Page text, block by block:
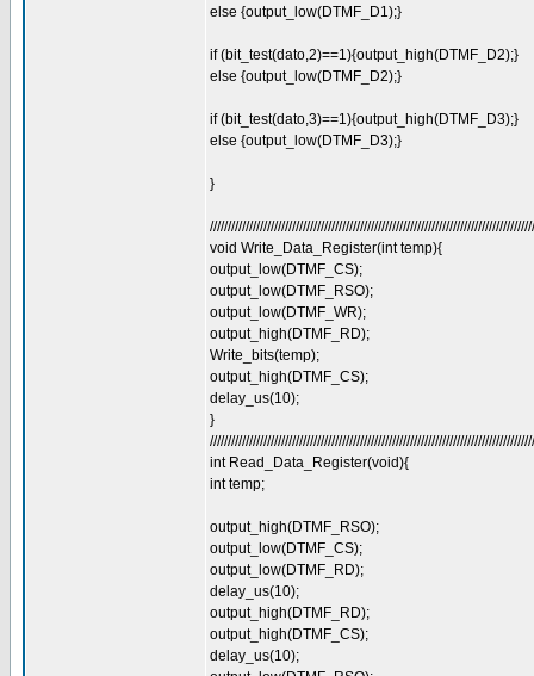
else {output_low(DTMF_D1);}
if (bit_test(dato,2)==1){output_high(DTMF_D2);}
else {output_low(DTMF_D2);}
if (bit_test(dato,3)==1){output_high(DTMF_D3);}
else {output_low(DTMF_D3);}
}
void Write_Data_Register(int temp){
output_low(DTMF_CS);
output_low(DTMF_RSO);
output_low(DTMF_WR);
output_high(DTMF_RD);
Write_bits(temp);
output_high(DTMF_CS);
delay_us(10);
}
int Read_Data_Register(void){
int temp;
output_high(DTMF_RSO);
output_low(DTMF_CS);
output_low(DTMF_RD);
delay_us(10);
output_high(DTMF_RD);
output_high(DTMF_CS);
delay_us(10);